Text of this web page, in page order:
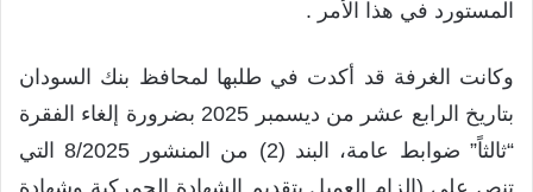
المستورد في هذا الأمر .
وكانت الغرفة قد أكدت في طلبها لمحافظ بنك السودان
بتاريخ الرابع عشر من ديسمبر 2025 بضرورة إلغاء الفقرة
“ثالثاً” ضوابط عامة، البند (2) من المنشور 8/2025 التي
تنص على (إلزام العميل بتقديم الشهادة الجمركية وشهادة